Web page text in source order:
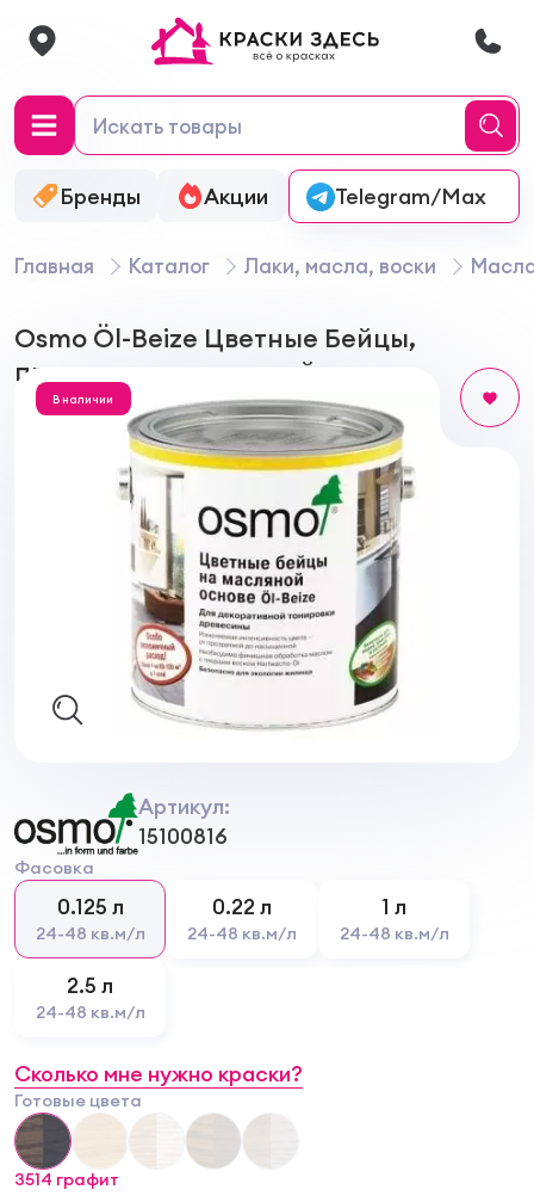
Бренды Акции Онлайн-колеровка
Telegram/Max
Главная Каталог Лаки, масла, воски
Osmo Öl-Beize Цветные Бейцы,
пропитка на масляной основе
В наличии
Артикул:
15100816
Фасовка
0.125 л
24-48 кв.м/л
0.22 л
24-48 кв.м/л
1 л
24-48 кв.м/л
2.5 л
24-48 кв.м/л
Сколько мне нужно краски?
Готовые цвета
3514 графит